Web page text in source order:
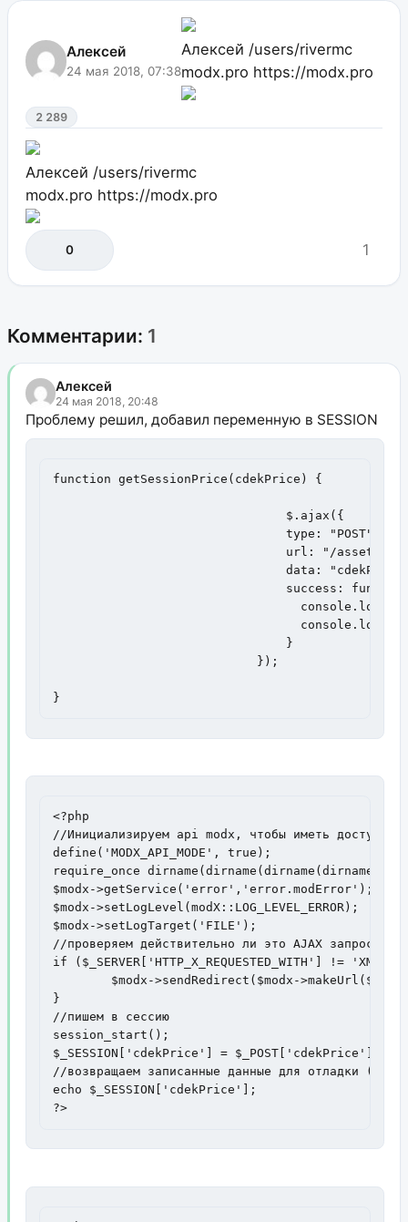
Алексей
24 мая 2018, 07:38
Алексей /users/rivermc
modx.pro https://modx.pro
2 289
Алексей /users/rivermc
modx.pro https://modx.pro
0 1
Комментарии: 1
Алексей
24 мая 2018, 20:48
Проблему решил, добавил переменную в SESSION
function getSessionPrice(cdekPrice) {
}
<?php
//Инициализируем api modx, чтобы иметь доступ к
define('MODX_API_MODE', true);
require_once
$modx->getService('error','error.modError');
$modx->setLogLevel(modX::LOG_LEVEL_ERROR);
$modx->setLogTarget('FILE');
//проверяем действительно ли это AJAX запрос,
if ($_SERVER['HTTP_X_REQUESTED_WITH'] !=
}
//пишем в сессию
session_start();
$_SESSION['cdekPrice'] = $_POST['cdekPrice'];
//возвращаем записанные данные для отладки
echo $_SESSION['cdekPrice'];
?>